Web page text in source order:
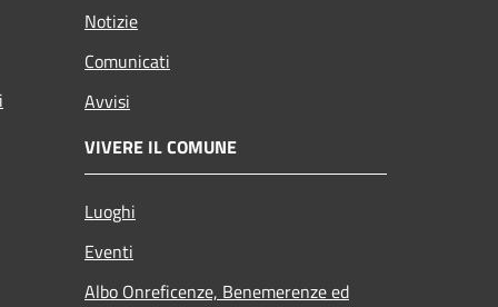
Notizie
Comunicati
Avvisi
VIVERE IL COMUNE
Luoghi
Eventi
Albo Onreficenze, Benemerenze ed